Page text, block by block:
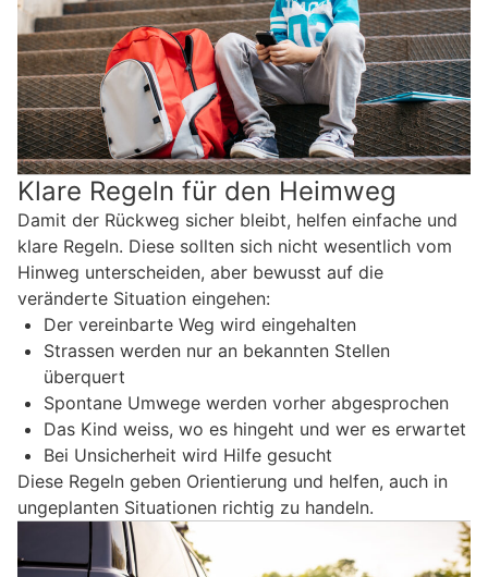
Klare Regeln für den Heimweg
Damit der Rückweg sicher bleibt, helfen einfache und
klare Regeln. Diese sollten sich nicht wesentlich vom
Hinweg unterscheiden, aber bewusst auf die
veränderte Situation eingehen:
Der vereinbarte Weg wird eingehalten
Strassen werden nur an bekannten Stellen
überquert
Spontane Umwege werden vorher abgesprochen
Das Kind weiss, wo es hingeht und wer es erwartet
Bei Unsicherheit wird Hilfe gesucht
Diese Regeln geben Orientierung und helfen, auch in
ungeplanten Situationen richtig zu handeln.